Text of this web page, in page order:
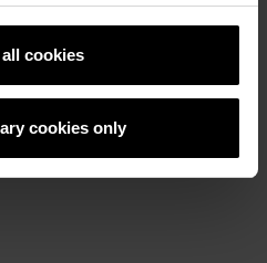
cookies
cookies only
РЕФЕРЕНТНИ ОБЕКТИ